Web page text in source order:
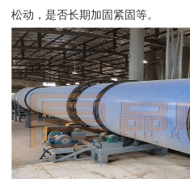
松动，是否长期加固紧固等。